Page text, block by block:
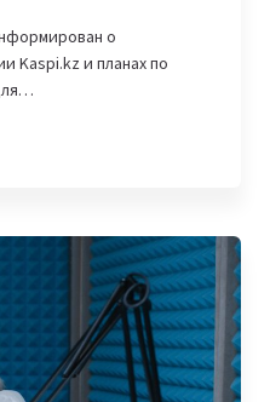
о
Kaspi.kz и планах по